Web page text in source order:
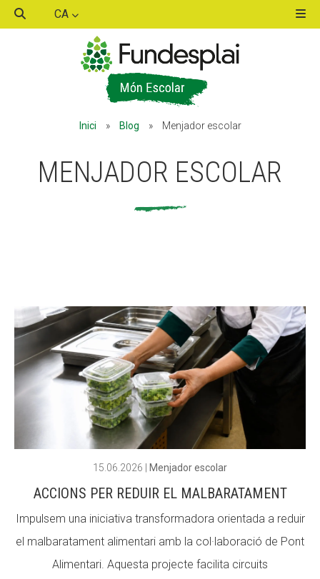
CA
Inici » Blog » Menjador escolar
MENJADOR ESCOLAR
15.06.2026 Menjador escolar
ACCIONS PER REDUIR EL MALBARATAMENT
Impulsem una iniciativa transformadora orientada a reduir
el malbaratament alimentari amb la col·laboració de Pont
Alimentari. Aquesta projecte facilita circuits
ACTIVITATS D'ESTIU
ALBERG CENTRE ESPLAI
CASES DE COLÒNIES
ACCIÓ SOCIAL I JOVES
ESPLAIS
SUPORT TERCER SECTOR